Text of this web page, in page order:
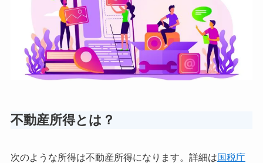
不動産所得とは？
次のような所得は不動産所得になります。詳細は国税庁